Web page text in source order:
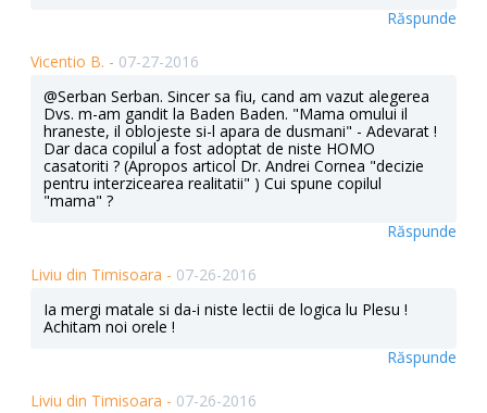
Răspunde
Vicentio B. - 07-27-2016
@Serban Serban. Sincer sa fiu, cand am vazut alegerea
Dvs. m-am gandit la Baden Baden. "Mama omului il
hraneste, il oblojeste si-l apara de dusmani" - Adevarat !
Dar daca copilul a fost adoptat de niste HOMO
casatoriti ? (Apropos articol Dr. Andrei Cornea "decizie
pentru interzicearea realitatii" ) Cui spune copilul
"mama" ?
Răspunde
Liviu din Timisoara - 07-26-2016
Ia mergi matale si da-i niste lectii de logica lu Plesu !
Achitam noi orele !
Răspunde
Liviu din Timisoara - 07-26-2016